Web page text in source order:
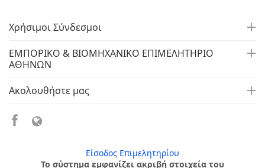
Χρήσιμοι Σύνδεσμοι
ΕΜΠΟΡΙΚΟ & ΒΙΟΜΗΧΑΝΙΚΟ ΕΠΙΜΕΛΗΤΗΡΙΟ
ΑΘΗΝΩΝ
Ακολουθήστε μας
Είσοδος Επιμελητηρίου
Το σύστημα εμφανίζει ακριβή στοιχεία του